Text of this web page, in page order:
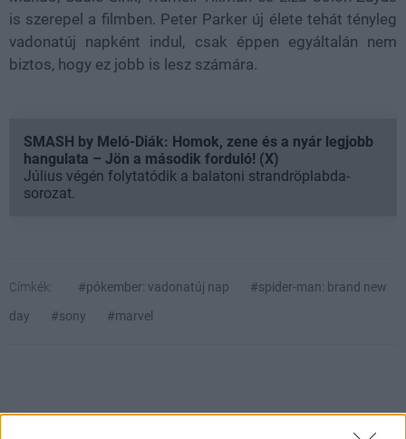
is szerepel a filmben. Peter Parker új élete tehát tényleg
vadonatúj napként indul, csak éppen egyáltalán nem
biztos, hogy ez jobb is lesz számára.
SMASH by Meló-Diák: Homok, zene és a nyár legjobb
hangulata – Jön a második forduló! (X)
Július végén folytatódik a balatoni strandröplabda-
sorozat.
Címkék: #pókember: vadonatúj nap
#spider-man: brand new
day
#sony #marvel